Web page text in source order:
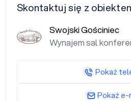
Skontaktuj się z
Swojski Gościniec
Wynajem sal
Pokaż
Pokaż e-